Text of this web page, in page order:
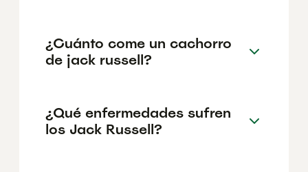
¿Cuánto come un cachorro
de jack russell?
¿Qué enfermedades sufren
los Jack Russell?